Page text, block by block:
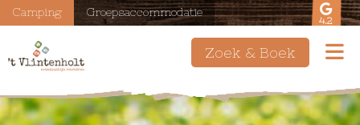
Camping Groepsaccommodatie
4.2
Zoek & Boek